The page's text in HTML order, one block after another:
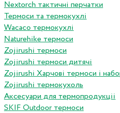
Nextorch тактичні перчатки
Термоси та термокухлі
Wacaco термокухлі
Naturehike термоси
Zojirushi термоси
Zojirushi термоси дитячі
Zojirushi Харчові термоси і
Zojirushi термокухоль
Аксесуари для термопродукціі
SKIF Outdoor термоси